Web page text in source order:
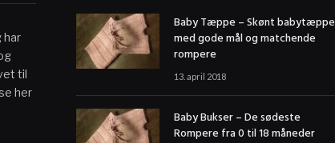
har
til
her
Baby Tæppe – Skønt babytæppe
med gode mål og matchende
rompere
13. april 2018
Baby Bukser – De sødeste
Rompere fra 0 til 18 måneder